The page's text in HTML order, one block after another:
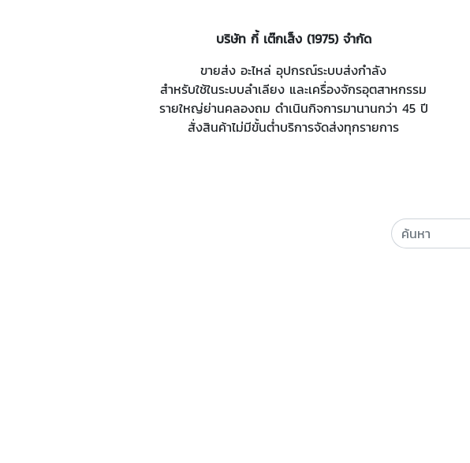
บริษัท กี้ เต๊กเส็ง (1975) จำกัด
ขายส่ง อะไหล่ อุปกรณ์ระบบส่งกำลัง
สำหรับใช้ในระบบลำเลียง และเครื่องจักรอุตสาหกรรม
รายใหญ่ย่านคลองถม ดำเนินกิจการมานานกว่า 45 ปี
สั่งสินค้าไม่มีขั้นต่ำบริการจัดส่งทุกรายการ